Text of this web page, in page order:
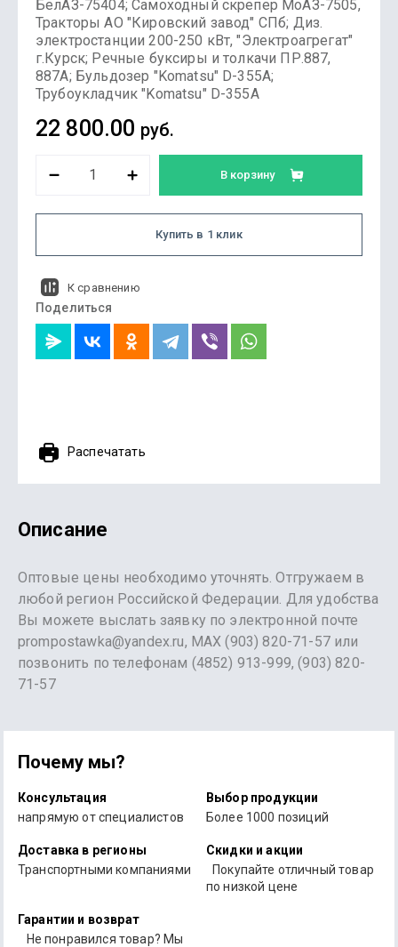
БелАЗ-75404; Самоходный скрепер МоАЗ-7505,
Тракторы АО "Кировский завод" СПб; Диз.
электростанции 200-250 кВт, "Электроагрегат"
г.Курск; Речные буксиры и толкачи ПР.887,
887А; Бульдозер "Komatsu" D-355A;
Трубоукладчик "Komatsu" D-355A
22 800.00 руб.
В корзину
Купить в 1 клик
К сравнению
Поделиться
Распечатать
Описание
Оптовые цены необходимо уточнять. Отгружаем в
любой регион Российской Федерации. Для удобства
Вы можете выслать заявку по электронной почте
prompostawka@yandex.ru, MAX (903) 820-71-57 или
позвонить по телефонам (4852) 913-999, (903) 820-
71-57
Почему мы?
Консультация
напрямую от специалистов
Выбор продукции
Более 1000 позиций
Доставка в регионы
Транспортными компаниями
Скидки и акции
Покупайте отличный товар
по низкой цене
Гарантии и возврат
Не понравился товар? Мы